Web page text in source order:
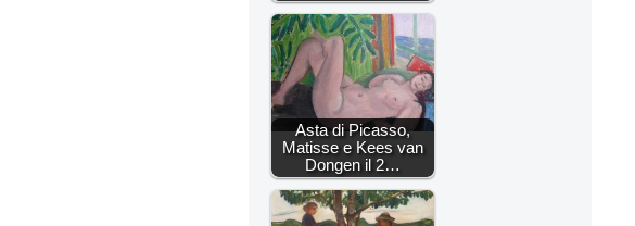
Asta di Picasso,
Matisse e Kees van
Dongen il 2…